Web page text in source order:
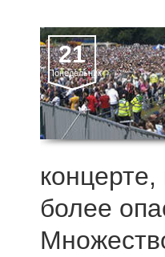
21
Понедельник
более